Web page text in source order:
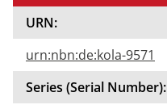
URN:
urn:nbn:de:kola-9571
Series (Serial Number):